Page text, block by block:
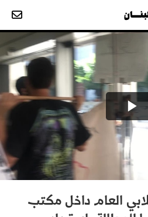
العام داخل مكتب